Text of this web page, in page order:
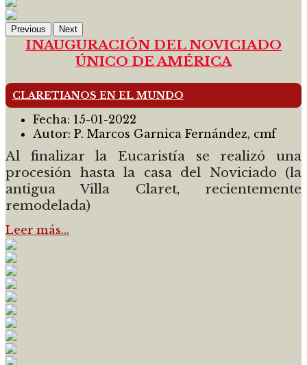
Previous Next
INAUGURACIÓN DEL NOVICIADO
ÚNICO DE AMÉRICA
CLARETIANOS EN EL MUNDO
Fecha: 15-01-2022
Autor: P. Marcos Garnica Fernández, cmf
Al finalizar la Eucaristía se realizó una
procesión hasta la casa del Noviciado (la
antigua Villa Claret, recientemente
remodelada)
Leer más…